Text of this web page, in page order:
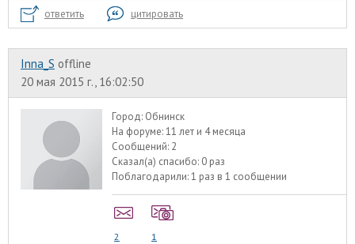
ответить цитировать
Inna_S offline
20 мая 2015 г., 16:02:50
Город: Обнинск
На форуме:11 лет и 4 месяца
Сообщений: 2
Сказал(а) спасибо: 0 раз
Поблагодарили:1 раз в 1 сообщении
2 1